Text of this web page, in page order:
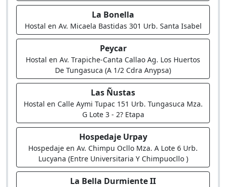
La Bonella
Hostal en Av. Micaela Bastidas 301 Urb. Santa Isabel
Peycar
Hostal en Av. Trapiche-Canta Callao Ag. Los Huertos
De Tungasuca (A 1/2 Cdra Anypsa)
Las Ñustas
Hostal en Calle Aymi Tupac 151 Urb. Tungasuca Mza.
G Lote 3 - 2? Etapa
Hospedaje Urpay
Hospedaje en Av. Chimpu Ocllo Mza. A Lote 6 Urb.
Lucyana (Entre Universitaria Y Chimpuocllo )
La Bella Durmiente II